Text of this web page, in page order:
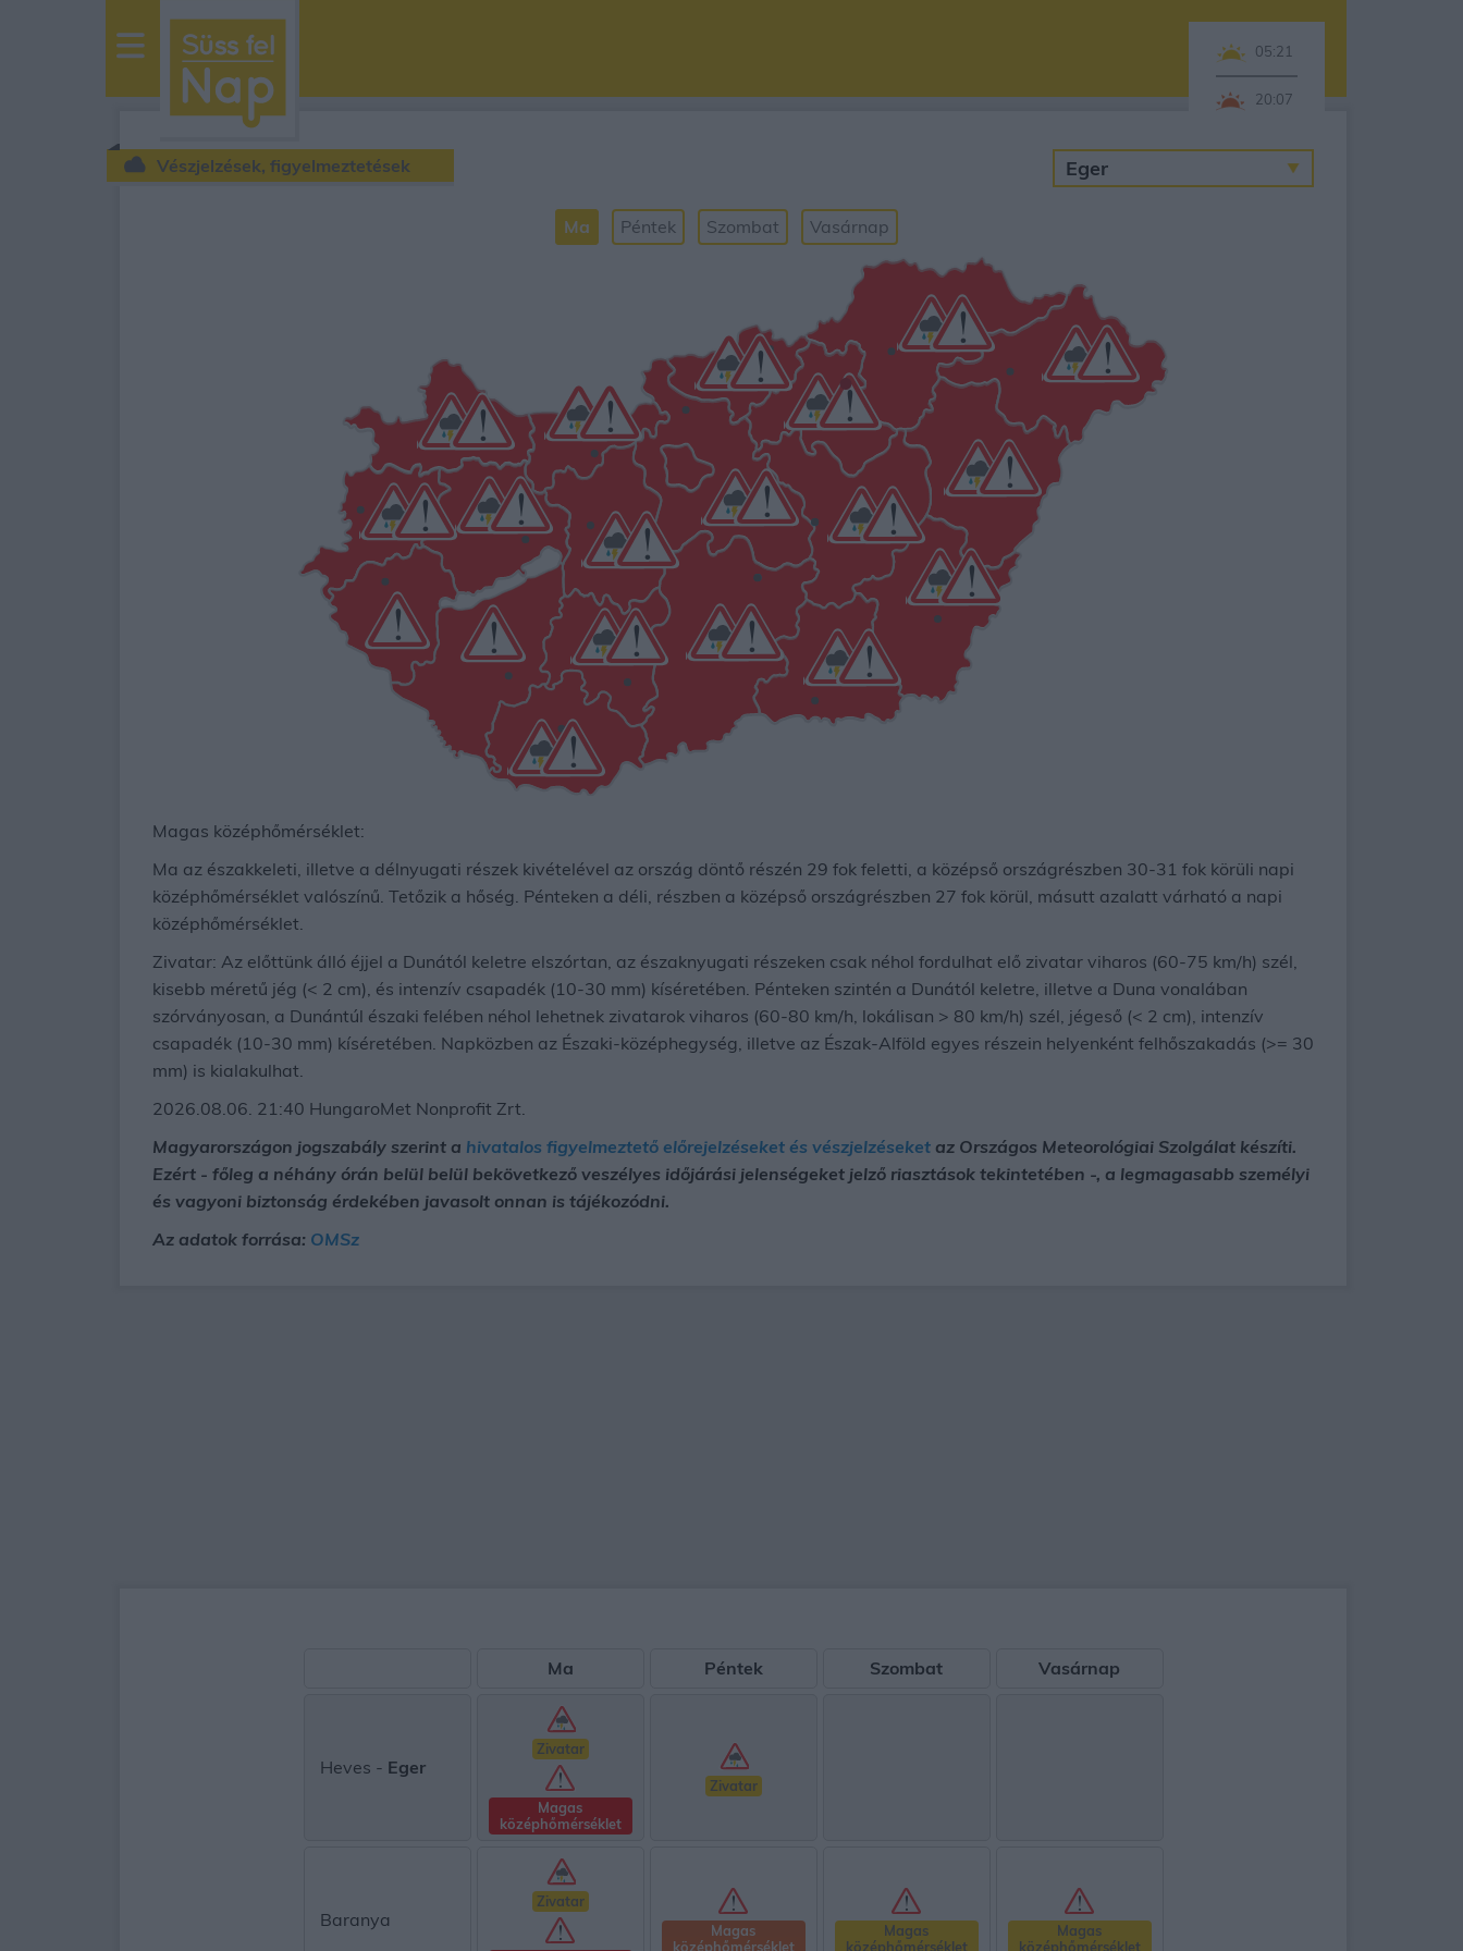
sussfelnap.hu
időjárás
05:21
20:07
Vészjelzések, figyelmeztetések
Ma Péntek Szombat Vasárnap
•
Magas középhőmérséklet:
Ma az északkeleti, illetve a délnyugati részek kivételével az ország döntő részén 29 fok feletti, a középső országrészben 30-31 fok körüli napi
középhőmérséklet valószínű. Tetőzik a hőség. Pénteken a déli, részben a középső országrészben 27 fok körül, másutt azalatt várható a napi
középhőmérséklet.
Zivatar: Az előttünk álló éjjel a Dunától keletre elszórtan, az északnyugati részeken csak néhol fordulhat elő zivatar viharos (60-75 km/h) szél,
kisebb méretű jég (< 2 cm), és intenzív csapadék (10-30 mm) kíséretében. Pénteken szintén a Dunától keletre, illetve a Duna vonalában
szórványosan, a Dunántúl északi felében néhol lehetnek zivatarok viharos (60-80 km/h, lokálisan > 80 km/h) szél, jégeső (< 2 cm), intenzív
csapadék (10-30 mm) kíséretében. Napközben az Északi-középhegység, illetve az Észak-Alföld egyes részein helyenként felhőszakadás (>= 30
mm) is kialakulhat.
2026.08.06. 21:40 HungaroMet Nonprofit Zrt.
Magyarországon jogszabály szerint a hivatalos figyelmeztető előrejelzéseket és vészjelzéseket az Országos Meteorológiai Szolgálat készíti.
Ezért - főleg a néhány órán belül belül bekövetkező veszélyes időjárási jelenségeket jelző riasztások tekintetében -, a legmagasabb személyi
és vagyoni biztonság érdekében javasolt onnan is tájékozódni.
Az adatok forrása: OMSz
Ma Péntek Szombat Vasárnap
Heves - Eger
Zivatar
Magas
középhőmérséklet
Zivatar
Baranya
Zivatar
Magas
középhőmérséklet
Magas
középhőmérséklet
Magas
középhőmérséklet